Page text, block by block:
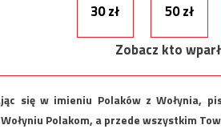
30 zł 50 zł
Zobacz kto
się w imieniu Polaków z Wołynia,
Polakom, a przede wszystkim